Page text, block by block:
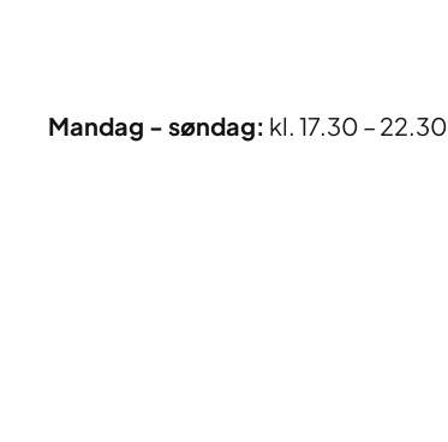
Mandag - søndag: kl. 17.30 – 22.30